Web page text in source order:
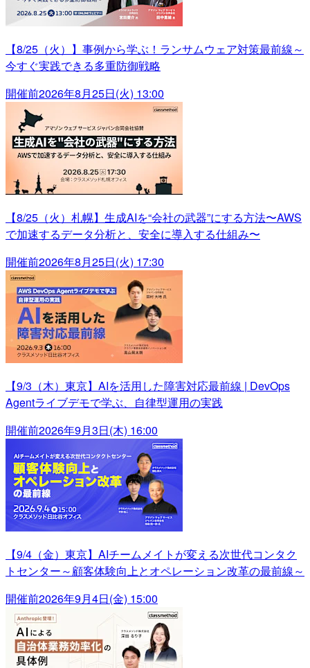
【8/25（火）】事例から学ぶ！ランサムウェア対策最前線～
今すぐ実践できる多重防御戦略
開催前2026年8月25日(火) 13:00
【8/25（火）札幌】生成AIを“会社の武器”にする方法〜AWS
で加速するデータ分析と、安全に導入する仕組み〜
開催前2026年8月25日(火) 17:30
【9/3（木）東京】AIを活用した障害対応最前線 | DevOps
Agentライブデモで学ぶ、自律型運用の実践
開催前2026年9月3日(木) 16:00
【9/4（金）東京】AIチームメイトが変える次世代コンタク
トセンター～顧客体験向上とオペレーション改革の最前線～
開催前2026年9月4日(金) 15:00